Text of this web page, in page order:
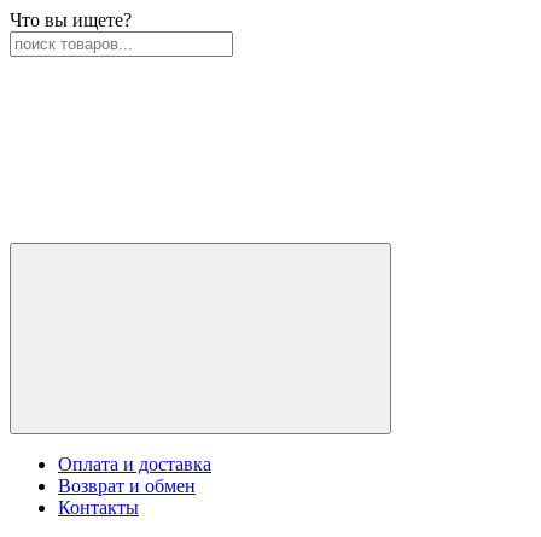
Что вы ищете?
Оплата и доставка
Возврат и обмен
Контакты